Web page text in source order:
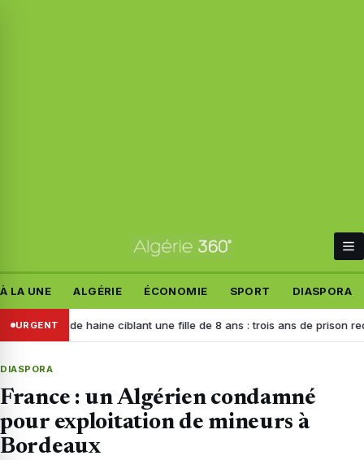
À LA UNE ALGÉRIE ÉCONOMIE SPORT DIASPORA
URGENT
de haine ciblant une fille de 8 ans : trois ans de prison requis
DIASPORA
France : un Algérien condamné
pour exploitation de mineurs à
Bordeaux